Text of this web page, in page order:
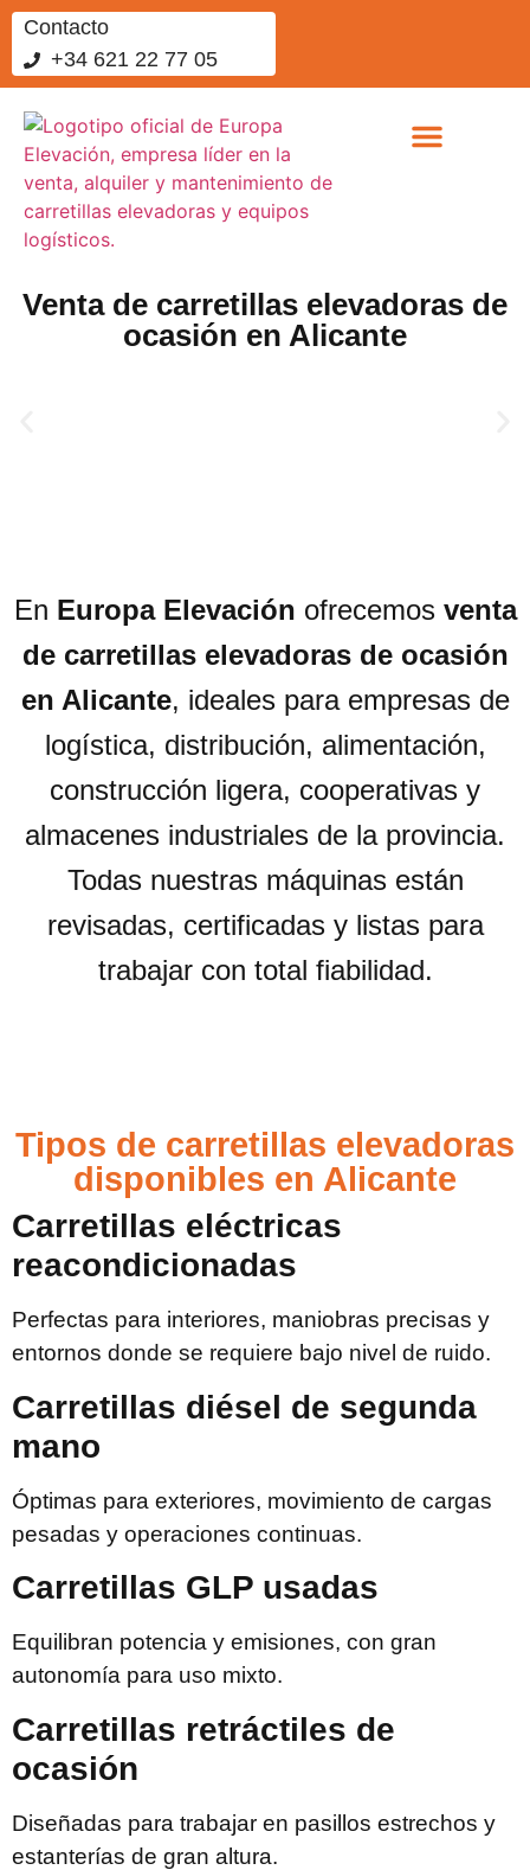
Contacto
+34 621 22 77 05
Venta de carretillas elevadoras de
ocasión en Alicante
En Europa Elevación ofrecemos venta
de carretillas elevadoras de ocasión
en Alicante, ideales para empresas de
logística, distribución, alimentación,
construcción ligera, cooperativas y
almacenes industriales de la provincia.
Todas nuestras máquinas están
revisadas, certificadas y listas para
trabajar con total fiabilidad.
Tipos de carretillas elevadoras
disponibles en Alicante
Carretillas eléctricas
reacondicionadas
Perfectas para interiores, maniobras precisas y
entornos donde se requiere bajo nivel de ruido.
Carretillas diésel de segunda
mano
Óptimas para exteriores, movimiento de cargas
pesadas y operaciones continuas.
Carretillas GLP usadas
Equilibran potencia y emisiones, con gran
autonomía para uso mixto.
Carretillas retráctiles de
ocasión
Diseñadas para trabajar en pasillos estrechos y
estanterías de gran altura.